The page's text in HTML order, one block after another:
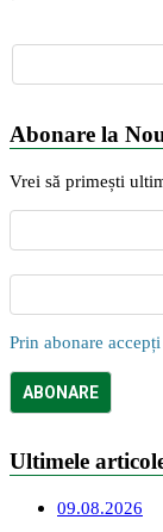
Abonare la
Vrei să primești
Prin abonare
Ultimele
09.08.2026